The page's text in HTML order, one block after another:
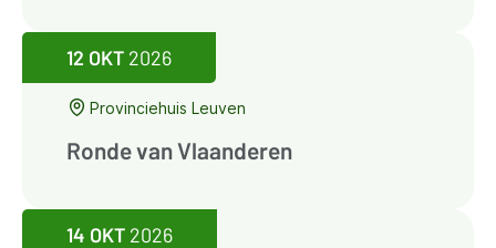
12 OKT 2026
Provinciehuis Leuven
Ronde van Vlaanderen
14 OKT 2026